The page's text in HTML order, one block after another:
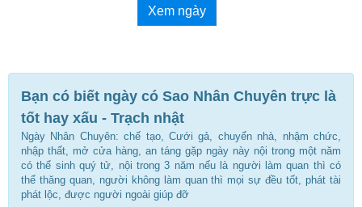
Xem ngày
Bạn có biết ngày có Sao Nhân Chuyên trực là
tốt hay xấu - Trạch nhật
Ngày Nhân Chuyên: chế tạo, Cưới gả, chuyển nhà, nhậm chức,
nhập thất, mở cửa hàng, an táng gặp ngày này nội trong một năm
có thể sinh quý tử, nội trong 3 năm nếu là người làm quan thì có
thể thăng quan, người không làm quan thì mọi sự đều tốt, phát tài
phát lộc, được người ngoài giúp đỡ